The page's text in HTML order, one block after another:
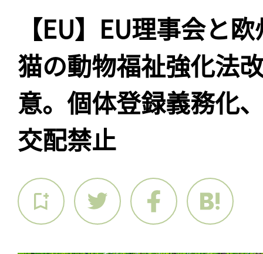
【EU】EU理事会と
猫の動物福祉強化法
意。個体登録義務化
交配禁止